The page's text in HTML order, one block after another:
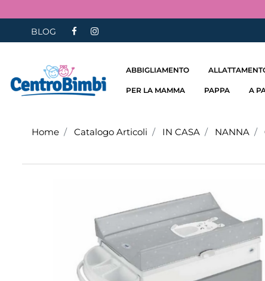
BLOG
ABBIGLIAMENTO
PER LA MAMMA PAPPA A
Home Catalogo Articoli IN CASA NANNA